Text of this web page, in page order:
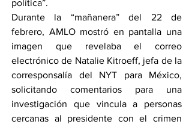
política”.
Durante la “mañanera” del 22 de
febrero, AMLO mostró en pantalla una
imagen que revelaba el correo
electrónico de Natalie Kitroeff, jefa de la
corresponsalía del NYT para México,
solicitando comentarios para una
investigación que vincula a personas
cercanas al presidente con el crimen